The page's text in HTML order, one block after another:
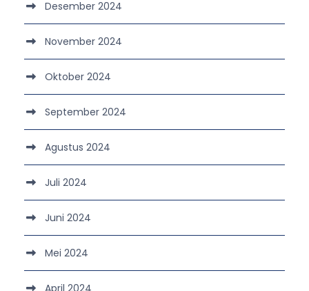
Desember 2024
November 2024
Oktober 2024
September 2024
Agustus 2024
Juli 2024
Juni 2024
Mei 2024
April 2024